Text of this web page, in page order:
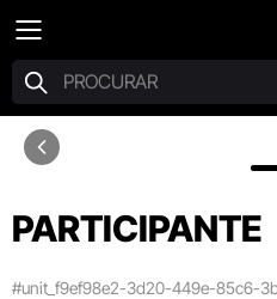
PARTICIPANTE
#unit_f9ef98e2-3d20-449e-85c6-